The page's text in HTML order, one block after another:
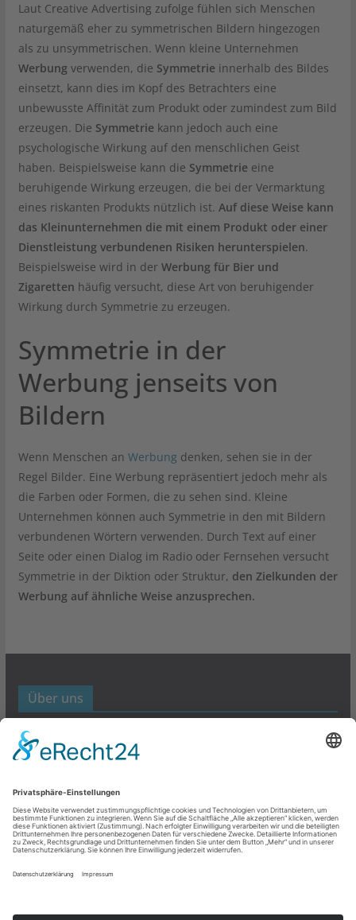
Laut Creative Advertising zufolge fühlen sich Menschen
naturgemäß eher zu symmetrischen Bildern hingezogen
als zu unsymmetrischen. Wenn kleine Unternehmen
Werbungverwenden, die Symmetrieinnerhalb des Bildes
einsetzt, kann dies im Kopf des Betrachters eine
unbewusste Affinität zum Produkt oder zumindest zum Bild
erzeugen. Die Symmetriekann jedoch auch eine
psychologische Wirkung auf den menschlichen Geist
haben. Beispielsweise kann die Symmetrieeine
beruhigende Wirkung erzeugen, die bei der Vermarktung
eines riskanten Produkts nützlich ist. Auf diese Weise kann
das Kleinunternehmen die mit einem Produkt oder einer
Dienstleistung verbundenen Risiken herunterspielen.
Beispielsweise wird in der Werbung für Bier und
Zigaretten häufig versucht, diese Art von beruhigender
Wirkung durch Symmetrie zu erzeugen.
Symmetrie in der
Werbung jenseits von
Bildern
Wenn Menschen an Werbung denken, sehen sie in der
Regel Bilder. Eine Werbung repräsentiert jedoch mehr als
die Farben oder Formen, die zu sehen sind. Kleine
Unternehmen können auch Symmetrie in den mit Bildern
verbundenen Wörtern verwenden. Durch Text auf einer
Seite oder einen Dialog im Radio oder Fernsehen versucht
Symmetrie in der Diktion oder Struktur, den Zielkunden der
Werbung auf ähnliche Weise anzusprechen.
Über uns
Werbund- und Marketing Blog
Links
Datenschutz
Impressum